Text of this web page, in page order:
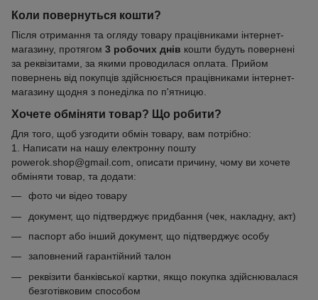
Коли повернуться кошти?
Після отримання та огляду товару працівниками інтернет-
магазину, протягом 3 робочих днів кошти будуть повернені
за реквізитами, за якими проводилася оплата. Прийом
повернень від покупців здійснюється працівниками інтернет-
магазину щодня з понеділка по п'ятницю.
Хочете обміняти товар? Що робити?
Для того, щоб узгодити обмін товару, вам потрібно:
1. Написати на нашу електронну пошту
powerok.shop@gmail.com, описати причину, чому ви хочете
обміняти товар, та додати:
фото чи відео товару
документ, що підтверджує придбання (чек, накладну, акт)
паспорт або інший документ, що підтверджує особу
заповнений гарантійний талон
реквізити банківської картки, якщо покупка здійснювалася
безготівковим способом